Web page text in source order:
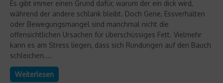
Es gibt immer einen Grund dafür, warum der ein dick wird,
während der andere schlank bleibt. Doch Gene, Essverhalten
oder Bewegungsmangel sind manchmal nicht die
offensichtlichen Ursachen für überschüssiges Fett. Vielmehr
kann es am Stress liegen, dass sich Rundungen auf den Bauch
schleichen....
Weiterlesen